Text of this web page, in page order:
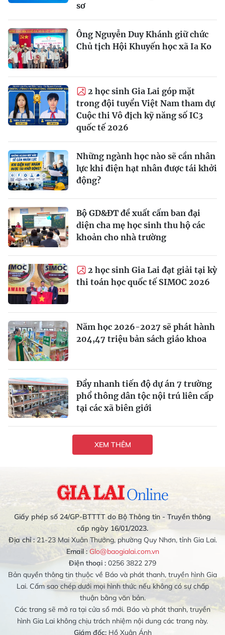
sơ
Ông Nguyễn Duy Khánh giữ chức
Chủ tịch Hội Khuyến học xã Ia Ko
2 học sinh Gia Lai góp mặt
trong đội tuyển Việt Nam tham dự
Cuộc thi Vô địch kỹ năng số IC3
quốc tế 2026
Những ngành học nào sẽ cần nhân
lực khi điện hạt nhân được tái khởi
động?
Bộ GD&ĐT đề xuất cấm ban đại
diện cha mẹ học sinh thu hộ các
khoản cho nhà trường
2 học sinh Gia Lai đạt giải tại kỳ
thi toán học quốc tế SIMOC 2026
Năm học 2026-2027 sẽ phát hành
204,47 triệu bản sách giáo khoa
Đẩy nhanh tiến độ dự án 7 trường
phổ thông dân tộc nội trú liên cấp
tại các xã biên giới
XEM THÊM
Giấy phép số 24/GP-BTTTT do Bộ Thông tin - Truyền thông
cấp ngày 16/01/2023.
Địa chỉ :21-23 Mai Xuân Thưởng, phường Quy Nhơn, tỉnh Gia Lai.
Email : Glo@baogialai.com.vn
Điện thoại : 0256 3822 279
Bản quyền thông tin thuộc về Báo và phát thanh, truyền hình Gia
Lai. Cấm sao chép dưới mọi hình thức nếu không có sự chấp
thuận bằng văn bản.
Các trang sẽ mở ra tại cửa sổ mới. Báo và phát thanh, truyền
hình Gia Lai không chịu trách nhiệm nội dung các trang này.
Giám đốc:Hồ Xuân Ánh